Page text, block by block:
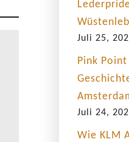
Juli 25,
Pink
Juli 24,
Wie KLM